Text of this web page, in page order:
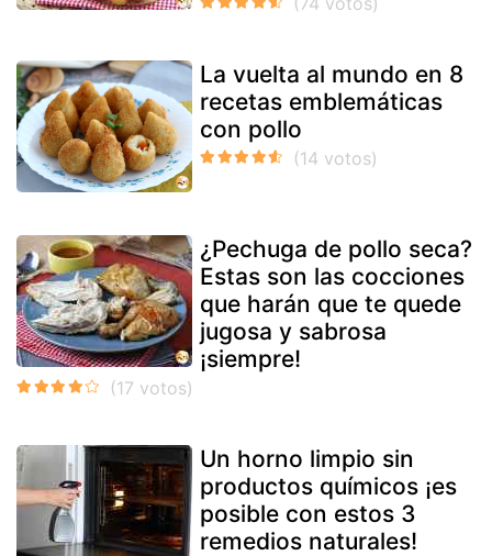
La vuelta al mundo en 8
recetas emblemáticas
con pollo
¿Pechuga de pollo seca?
Estas son las cocciones
que harán que te quede
jugosa y sabrosa
¡siempre!
Un horno limpio sin
productos químicos ¡es
posible con estos 3
remedios naturales!